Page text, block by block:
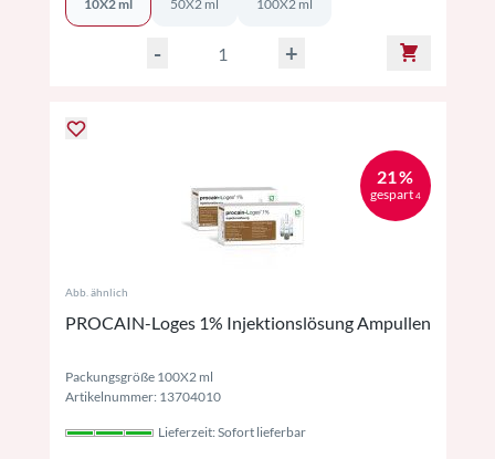
10X2 ml 50X2 ml 100X2 ml
- +
21 %
gespart 4
Abb. ähnlich
PROCAIN-Loges 1% Injektionslösung Ampullen
Packungsgröße 100X2 ml
Artikelnummer: 13704010
Lieferzeit: Sofort lieferbar